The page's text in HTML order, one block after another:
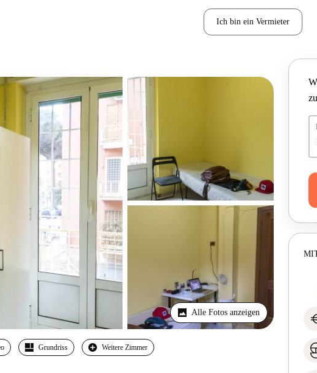
Ich bin ein Vermieter
Alle Fotos anzeigen
Grundriss Weitere Zimmer